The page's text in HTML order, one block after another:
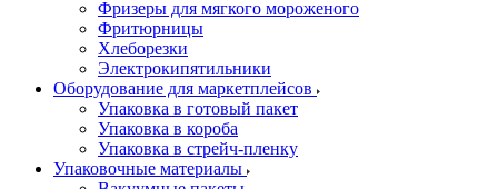
Фризеры для мягкого мороженого
Фритюрницы
Хлеборезки
Электрокипятильники
Оборудование для маркетплейсов
Упаковка в готовый пакет
Упаковка в короба
Упаковка в стрейч-пленку
Упаковочные материалы